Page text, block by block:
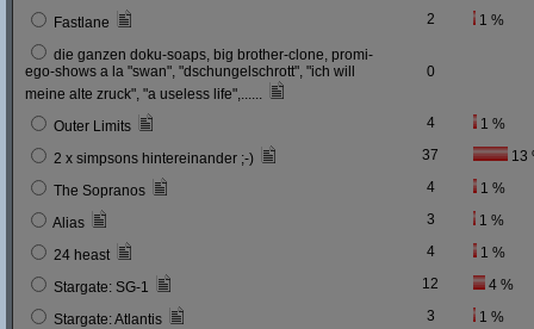
Fastlane 2 1 %
die ganzen doku-soaps, big brother-clone, promi-
ego-shows a la "swan", "dschungelschrott", "ich will
meine alte zruck", "a useless life",......
0
Outer Limits 4 1 %
2 x simpsons hintereinander ;-) 37 13
The Sopranos 4 1 %
Alias 3 1 %
24 heast 4 1 %
Stargate: SG-1 12 4 %
Stargate: Atlantis 3 1 %